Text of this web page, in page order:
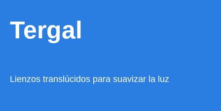
Tergal
Lienzos translúcidos para suavizar la luz